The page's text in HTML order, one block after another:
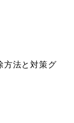
方法と対策グ